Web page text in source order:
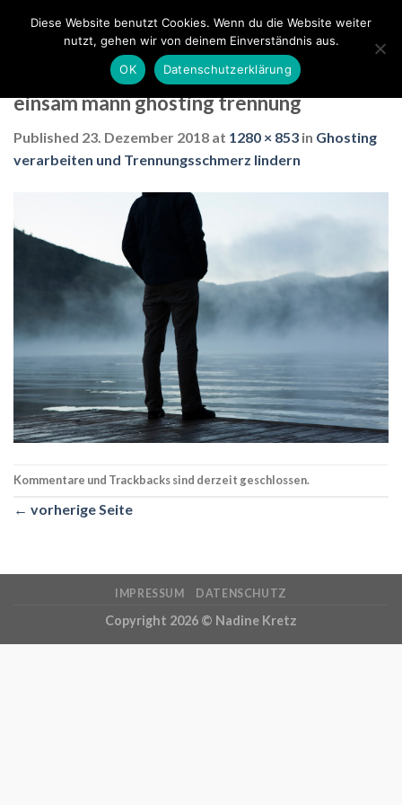
einsam mann ghosting trennung
Published 23. Dezember 2018 at 1280 × 853 in Ghosting
verarbeiten und Trennungsschmerz lindern
Kommentare und Trackbacks sind derzeit geschlossen.
← vorherige Seite
IMPRESSUM DATENSCHUTZ
Copyright 2026 © Nadine Kretz
Diese Website benutzt Cookies. Wenn du die Website weiter
nutzt, gehen wir von deinem Einverständnis aus.
OK
Datenschutzerklärung